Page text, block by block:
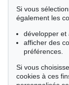
Littérature
Merveilles de
Cimélie
Trier par:
Si vous
également les
développer et
afficher des
préférences.
Si vous
cookies à ces